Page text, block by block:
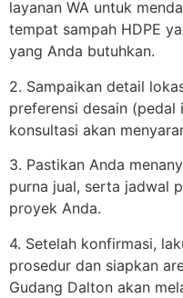
layanan WA untuk
tempat sampah HDPE
yang Anda butuhkan.
2. Sampaikan detail
preferensi desain
konsultasi akan
3. Pastikan Anda
purna jual, serta jadwal
proyek Anda.
4. Setelah konfirmasi,
prosedur dan siapkan
Gudang Dalton akan